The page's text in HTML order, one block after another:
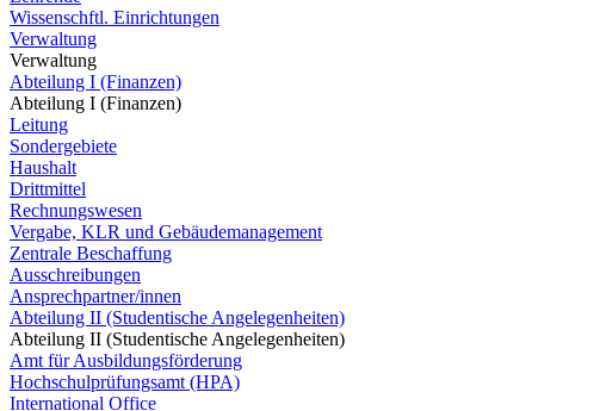
Wissenschftl. Einrichtungen
Verwaltung
Verwaltung
Abteilung I (Finanzen)
Abteilung I (Finanzen)
Leitung
Sondergebiete
Haushalt
Drittmittel
Rechnungswesen
Vergabe, KLR und Gebäudemanagement
Zentrale Beschaffung
Ausschreibungen
Ansprechpartner/innen
Abteilung II (Studentische Angelegenheiten)
Abteilung II (Studentische Angelegenheiten)
Amt für Ausbildungsförderung
Hochschulprüfungsamt (HPA)
International Office